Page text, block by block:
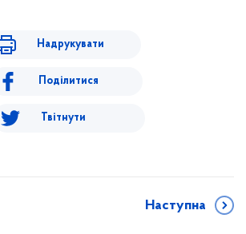
Надрукувати
Поділитися
Твітнути
Наступна